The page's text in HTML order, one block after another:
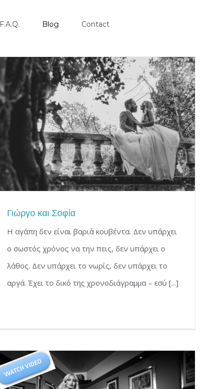
F.A.Q. Blog Contact
Γιώργο και Σοφία
Η αγάπη δεν είναι βαριά κουβέντα. Δεν υπάρχει
ο σωστός χρόνος να την πεις, δεν υπάρχει ο
λάθος. Δεν υπάρχει το νωρίς, δεν υπάρχει το
αργά. Έχει το δικό της χρονοδιάγραμμα – εσύ [...]